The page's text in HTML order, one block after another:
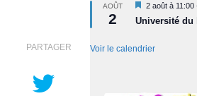
PARTAGER
AOÛT
2
Mis
en
avant
2 août à 11:00
Université du
Voir le calendrier